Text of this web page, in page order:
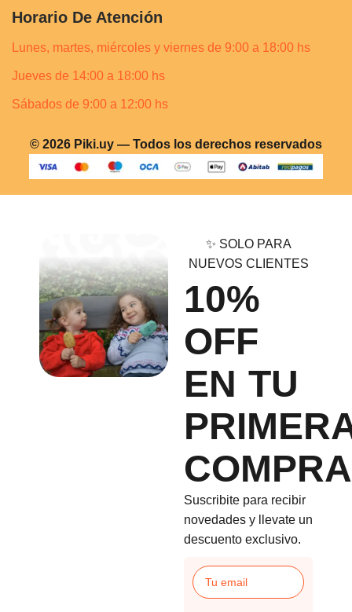
Horario De Atención
Lunes, martes, miércoles y viernes de 9:00 a 18:00 hs
Jueves de 14:00 a 18:00 hs
Sábados de 9:00 a 12:00 hs
© 2026 Piki.uy — Todos los derechos reservados
✨ SOLO PARA
NUEVOS CLIENTES
10%
OFF
EN TU
COMPRA
Suscribite para recibir
novedades y llevate un
descuento exclusivo.